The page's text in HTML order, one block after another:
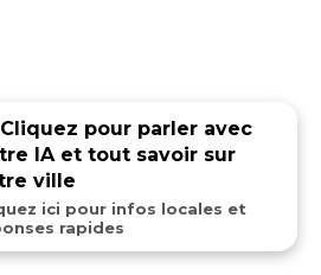
Cliquez pour parler avec
IA et tout savoir sur
ville
ici pour infos locales et
rapides